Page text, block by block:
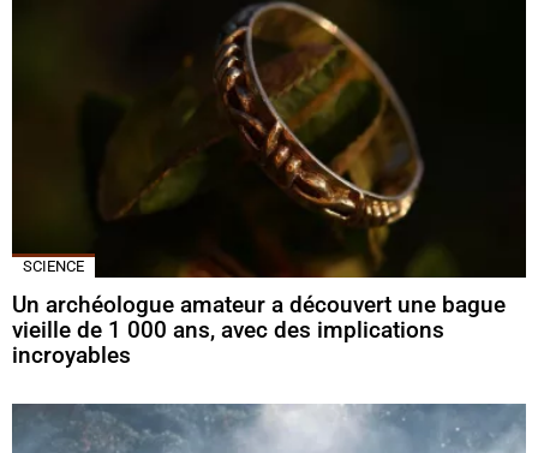
SCIENCE
Un archéologue amateur a découvert une bague
vieille de 1 000 ans, avec des implications
incroyables